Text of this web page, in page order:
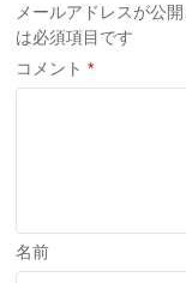
メールアドレスが公
は必須項目です
コメント*
名前